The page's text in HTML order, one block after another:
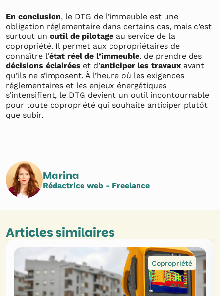
En conclusion, le DTG de l’immeuble est une
obligation réglementaire dans certains cas, mais c’est
surtout un outil de pilotage au service de la
copropriété. Il permet aux copropriétaires de
connaître l’état réel de l’immeuble, de prendre des
décisions éclairées et d’anticiper les travaux avant
qu’ils ne s’imposent. À l’heure où les exigences
réglementaires et les enjeux énergétiques
s’intensifient, le DTG devient un outil incontournable
pour toute copropriété qui souhaite anticiper plutôt
que subir.
Marina
Rédactrice web - Freelance
Articles similaires
Copropriété